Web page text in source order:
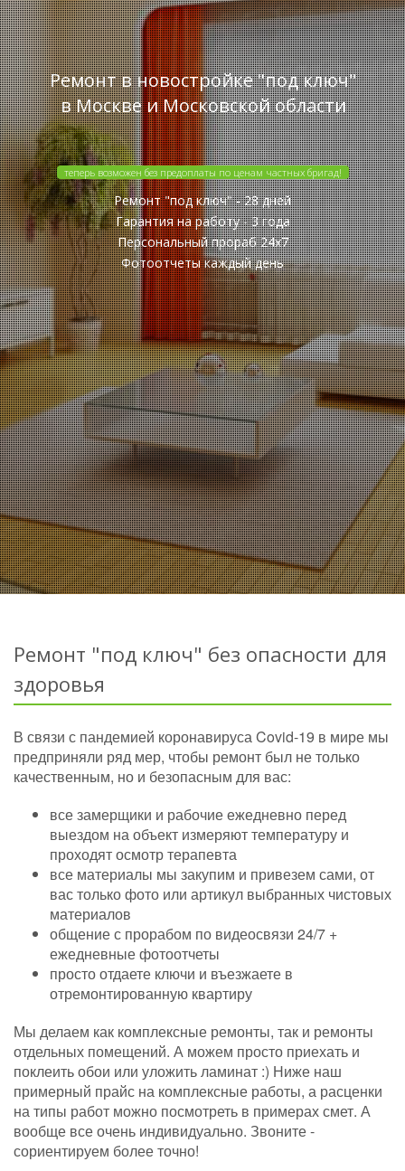
Ремонт в новостройке "под ключ"
в Москве и Московской области
теперь возможен без предоплаты по ценам частных бригад!
Ремонт "под ключ" - 28 дней
Гарантия на работу - 3 года
Персональный прораб 24x7
Фотоотчеты каждый день
Ремонт "под ключ" без опасности для
здоровья
В связи с пандемией коронавируса Covid-19 в мире мы
предприняли ряд мер, чтобы ремонт был не только
качественным, но и безопасным для вас:
все замерщики и рабочие ежедневно перед
выездом на объект измеряют температуру и
проходят осмотр терапевта
все материалы мы закупим и привезем сами, от
вас только фото или артикул выбранных чистовых
материалов
общение с прорабом по видеосвязи 24/7 +
ежедневные фотоотчеты
просто отдаете ключи и въезжаете в
отремонтированную квартиру
Мы делаем как комплексные ремонты, так и ремонты
отдельных помещений. А можем просто приехать и
поклеить обои или уложить ламинат :) Ниже наш
примерный прайс на комплексные работы, а расценки
на типы работ можно посмотреть в примерах смет. А
вообще все очень индивидуально. Звоните -
сориентируем более точно!